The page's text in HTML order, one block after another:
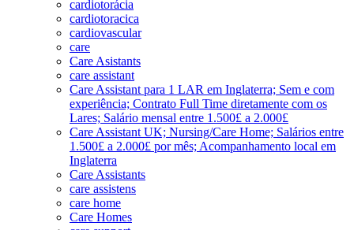
cardiotorácia
cardiotoracica
cardiovascular
care
Care Asistants
care assistant
Care Assistant para 1 LAR em Inglaterra; Sem e com
experiência; Contrato Full Time diretamente com os
Lares; Salário mensal entre 1.500£ a 2.000£
Care Assistant UK; Nursing/Care Home; Salários entre
1.500£ a 2.000£ por mês; Acompanhamento local em
Inglaterra
Care Assistants
care assistens
care home
Care Homes